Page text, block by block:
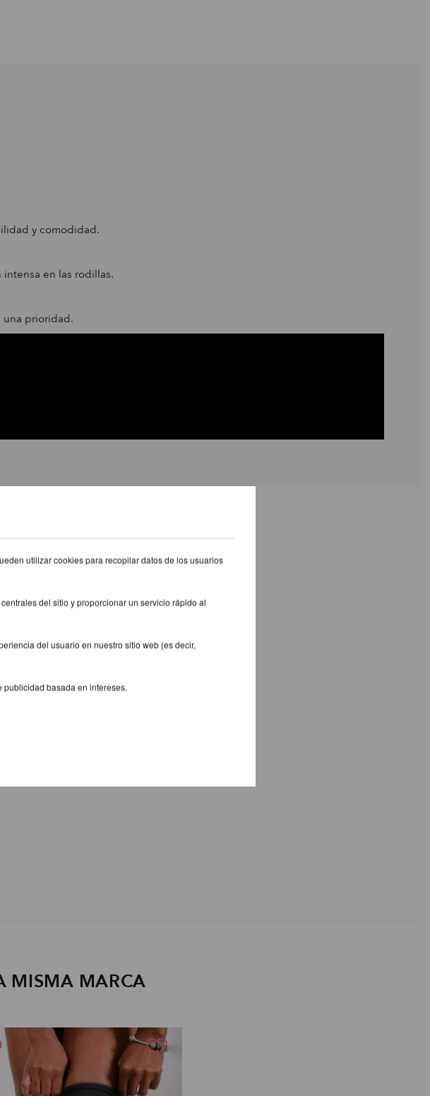
y comodidad.
intensa en las rodillas.
una prioridad.
PRODUCTOS
MISMA MARCA
utilizar cookies para recopilar datos de los usuarios
del sitio y proporcionar un servicio rápido al
del usuario en nuestro sitio web (es decir,
basada en intereses.